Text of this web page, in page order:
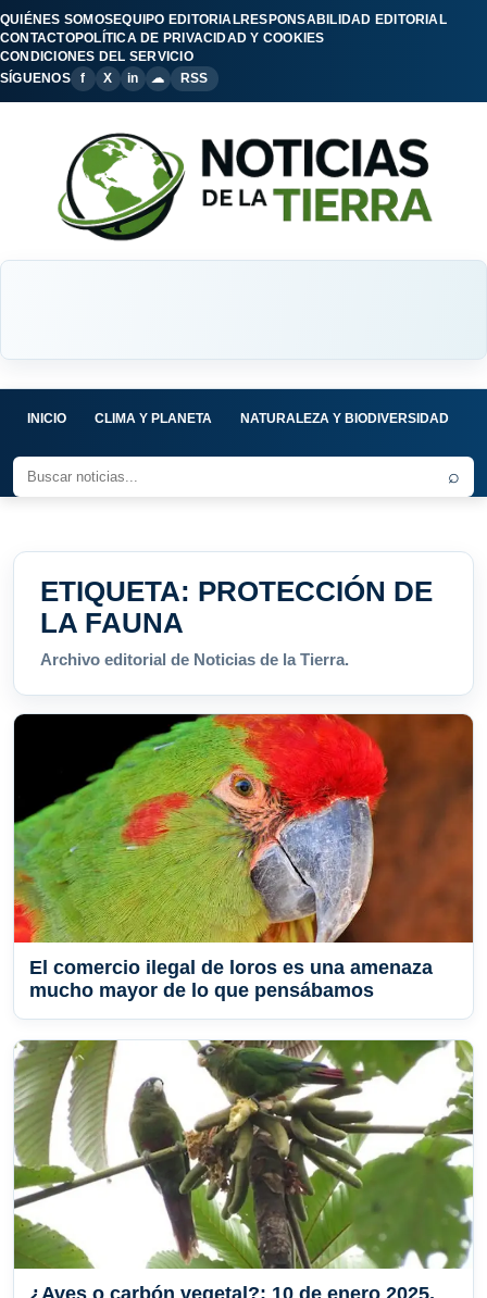
QUIÉNES SOMOSEQUIPO EDITORIALRESPONSABILIDAD EDITORIAL
CONTACTOPOLÍTICA DE PRIVACIDAD Y COOKIES
CONDICIONES DEL SERVICIO
SÍGUENOS
f X in ☁ RSS
INICIO CLIMA Y PLANETA NATURALEZA Y BIODIVERSIDAD
⌕
ETIQUETA: PROTECCIÓN DE
LA FAUNA
Archivo editorial de Noticias de la Tierra.
El comercio ilegal de loros es una amenaza
mucho mayor de lo que pensábamos